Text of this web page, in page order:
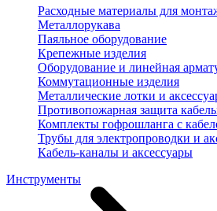
Расходные материалы для
Металлорукава
Паяльное оборудование
Крепежные изделия
Оборудование и линейная
Коммутационные изделия
Металлические лотки и
Противопожарная защита
Комплекты гофрошланга с
Трубы для электропроводки и
Кабель-каналы и аксессуары
Инструменты